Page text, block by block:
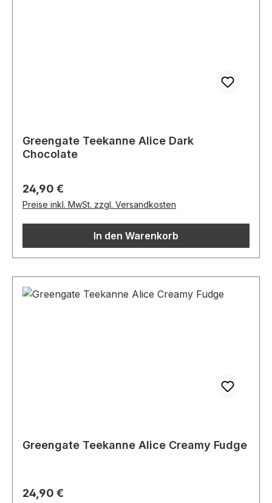
Greengate Teekanne Alice Dark
Chocolate
Regulärer Preis:
24,90 €
Preise inkl. MwSt. zzgl. Versandkosten
In den Warenkorb
Greengate Teekanne Alice Creamy Fudge
Regulärer Preis:
24,90 €